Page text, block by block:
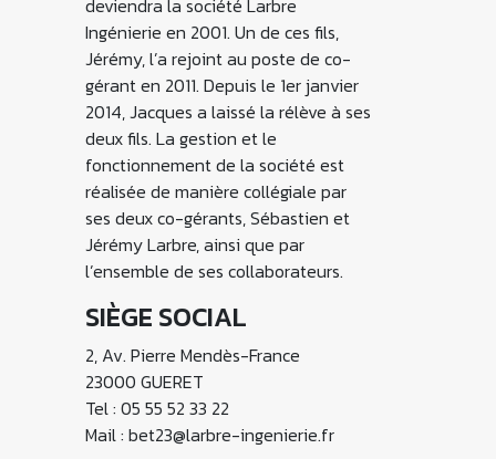
Ingénierie en 2001. Un de ces fils,
Jérémy, l’a rejoint au poste de co-
gérant en 2011. Depuis le 1er janvier
2014, Jacques a laissé la rélève à ses
deux fils. La gestion et le
fonctionnement de la société est
réalisée de manière collégiale par
ses deux co-gérants, Sébastien et
Jérémy Larbre, ainsi que par
l’ensemble de ses collaborateurs.
SIÈGE SOCIAL
2, Av. Pierre Mendès-France
23000 GUERET
Tel : 05 55 52 33 22
Mail : bet23@larbre-ingenierie.fr